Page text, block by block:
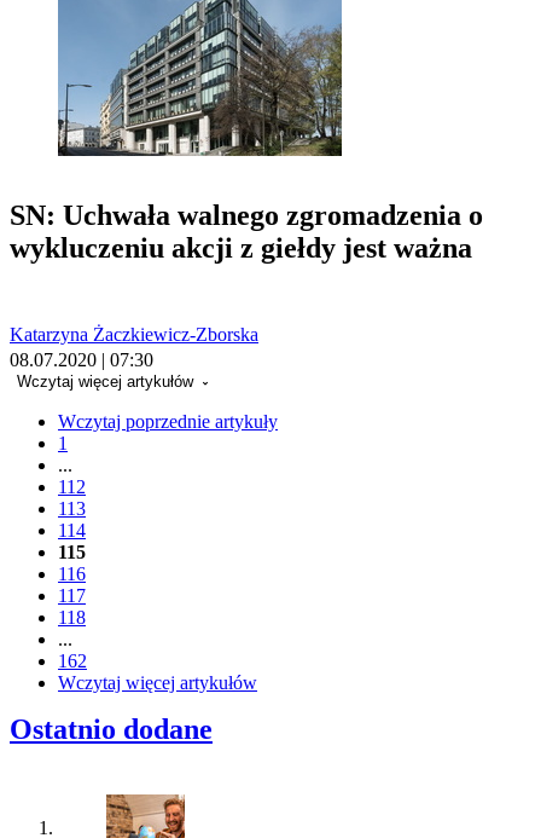
SN: Uchwała walnego zgromadzenia o
wykluczeniu akcji z giełdy jest ważna
Katarzyna Żaczkiewicz-Zborska
08.07.2020 | 07:30
Wczytaj więcej artykułów
Wczytaj poprzednie artykuły
1
...
112
113
114
115
116
117
118
...
162
Wczytaj więcej artykułów
Ostatnio dodane